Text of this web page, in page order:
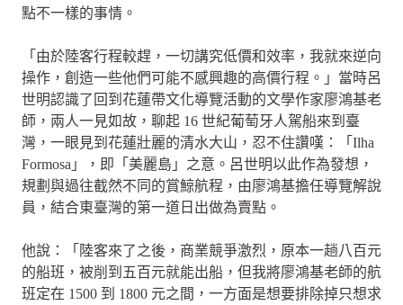
點不一樣的事情。
「由於陸客行程較趕，一切講究低價和效率，我就來逆向
操作，創造一些他們可能不感興趣的高價行程。」當時呂
世明認識了回到花蓮帶文化導覽活動的文學作家廖鴻基老
師，兩人一見如故，聊起 16 世紀葡萄牙人駕船來到臺
灣，一眼見到花蓮壯麗的清水大山，忍不住讚嘆：「Ilha
Formosa」，即「美麗島」之意。呂世明以此作為發想，
規劃與過往截然不同的賞鯨航程，由廖鴻基擔任導覽解說
員，結合東臺灣的第一道日出做為賣點。
他說：「陸客來了之後，商業競爭激烈，原本一趟八百元
的船班，被削到五百元就能出船，但我將廖鴻基老師的航
班定在 1500 到 1800 元之間，一方面是想要排除掉只想求